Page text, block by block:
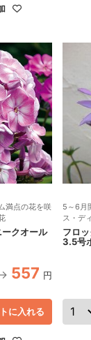
満点の花を咲
クオール
557 円
に入れる
5～6月
ス・デ
フロ
3.5号